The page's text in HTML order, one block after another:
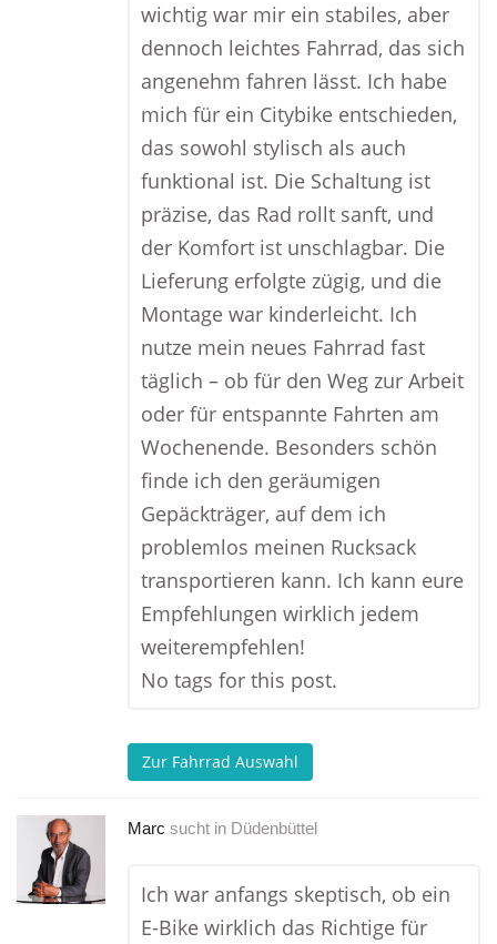
wichtig war mir ein stabiles, aber
dennoch leichtes Fahrrad, das sich
angenehm fahren lässt. Ich habe
mich für ein Citybike entschieden,
das sowohl stylisch als auch
funktional ist. Die Schaltung ist
präzise, das Rad rollt sanft, und
der Komfort ist unschlagbar. Die
Lieferung erfolgte zügig, und die
Montage war kinderleicht. Ich
nutze mein neues Fahrrad fast
täglich – ob für den Weg zur Arbeit
oder für entspannte Fahrten am
Wochenende. Besonders schön
finde ich den geräumigen
Gepäckträger, auf dem ich
problemlos meinen Rucksack
transportieren kann. Ich kann eure
Empfehlungen wirklich jedem
weiterempfehlen!
No tags for this post.
Zur Fahrrad Auswahl
Marc sucht in Düdenbüttel
Ich war anfangs skeptisch, ob ein
E-Bike wirklich das Richtige für